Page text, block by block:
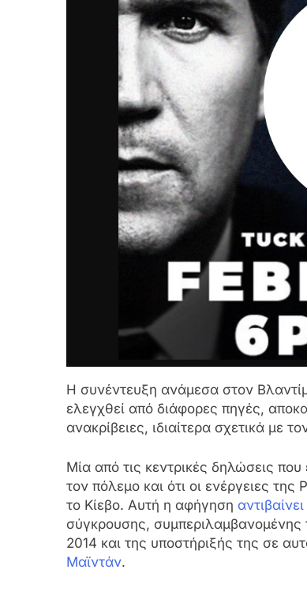
Η συνέντευξη ανάμεσα στον
ελεγχθεί από διάφορες πηγές,
ανακρίβειες, ιδιαίτερα σχετικά με
Μία από τις κεντρικές δηλώσεις
τον πόλεμο και ότι οι ενέργειες
το Κίεβο. Αυτή η αφήγηση αντιβαίνει
σύγκρουσης,
2014 και της υποστήριξής της σε
Μαϊντάν.